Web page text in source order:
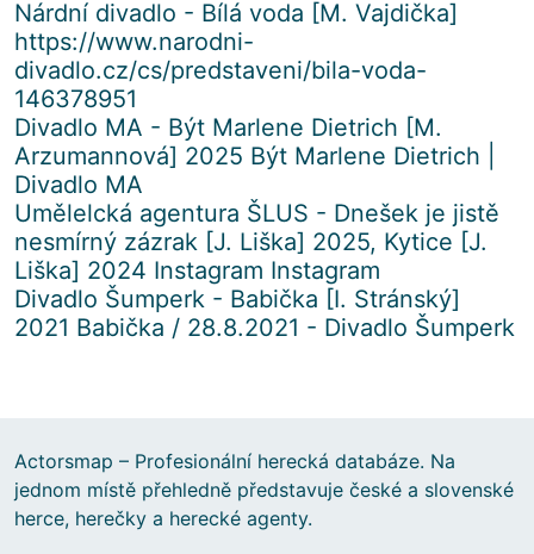
Nárdní divadlo - Bílá voda [M. Vajdička]
https://www.narodni-
divadlo.cz/cs/predstaveni/bila-voda-
146378951
Divadlo MA - Být Marlene Dietrich [M.
Arzumannová] 2025 Být Marlene Dietrich |
Divadlo MA
Umělelcká agentura ŠLUS - Dnešek je jistě
nesmírný zázrak [J. Liška] 2025, Kytice [J.
Liška] 2024 Instagram Instagram
Divadlo Šumperk - Babička [I. Stránský]
2021 Babička / 28.8.2021 - Divadlo Šumperk
Actorsmap – Profesionální herecká databáze. Na
jednom místě přehledně představuje české a slovenské
herce, herečky a herecké agenty.